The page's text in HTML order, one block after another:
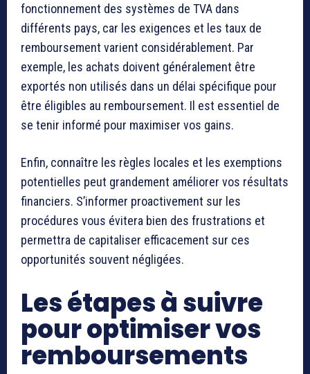
fonctionnement des systèmes de TVA dans
différents pays, car les exigences et les taux de
remboursement varient considérablement. Par
exemple, les achats doivent généralement être
exportés non utilisés dans un délai spécifique pour
être éligibles au remboursement. Il est essentiel de
se tenir informé pour maximiser vos gains.
Enfin, connaître les règles locales et les exemptions
potentielles peut grandement améliorer vos résultats
financiers. S’informer proactivement sur les
procédures vous évitera bien des frustrations et
permettra de capitaliser efficacement sur ces
opportunités souvent négligées.
Les étapes à suivre
pour optimiser vos
remboursements